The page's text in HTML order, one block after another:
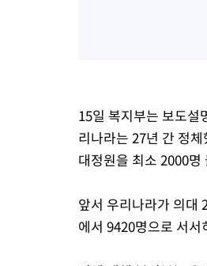
15일 복지부는 보도설
리나라는 27년 간 정
대정원을 최소 2000
앞서 우리나라가 의대
에서 9420명으로 서